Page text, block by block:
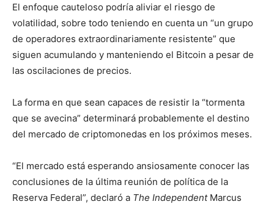
El enfoque cauteloso podría aliviar el riesgo de
volatilidad, sobre todo teniendo en cuenta un “un grupo
de operadores extraordinariamente resistente” que
siguen acumulando y manteniendo el Bitcoin a pesar de
las oscilaciones de precios.
La forma en que sean capaces de resistir la “tormenta
que se avecina” determinará probablemente el destino
del mercado de criptomonedas en los próximos meses.
“El mercado está esperando ansiosamente conocer las
conclusiones de la última reunión de política de la
Reserva Federal”, declaró a The IndependentMarcus